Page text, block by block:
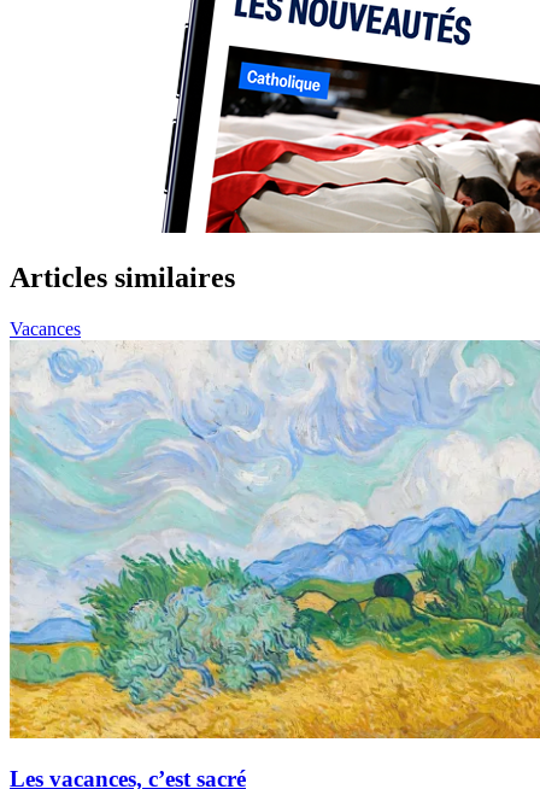
Articles similaires
Vacances
Les vacances, c’est sacré